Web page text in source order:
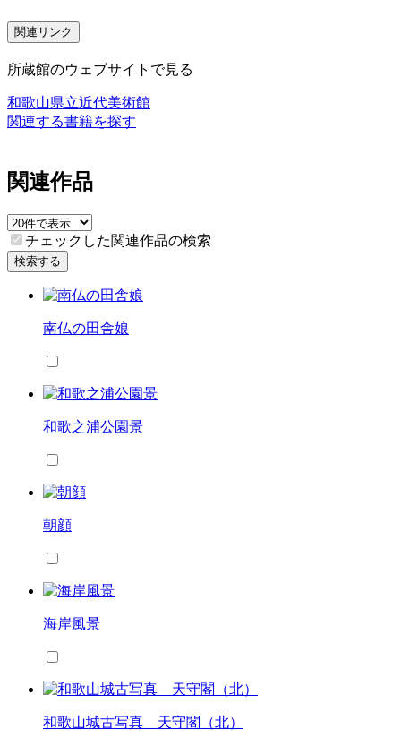
関連リンク
所蔵館のウェブサイトで見る
和歌山県立近代美術館
関連する書籍を探す
関連作品
チェックした関連作品の検索
検索する
南仏の田舎娘
和歌之浦公園景
朝顔
海岸風景
和歌山城古写真 天守閣（北）